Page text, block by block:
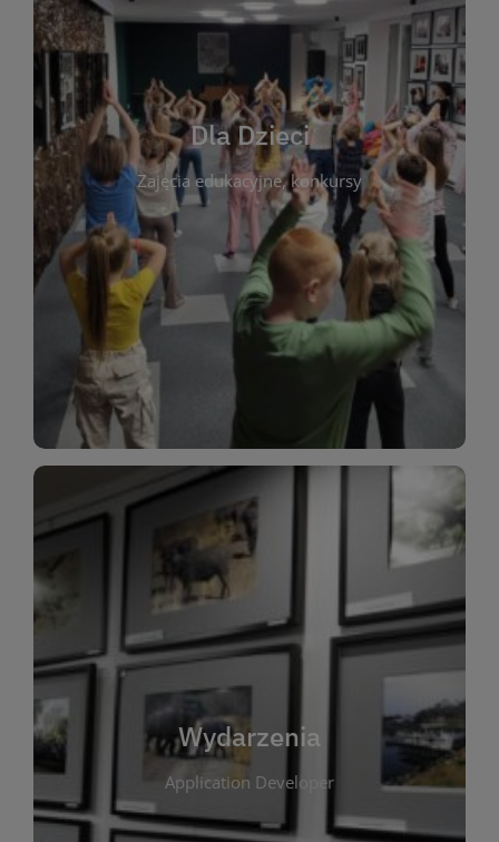
Dla Dzieci
Zajęcia edukacyjne, konkursy
Dla Dzieci
To miejsce stworzone z myślą o najmłodszych
czytelnikach i ich rodzicach. Znajdziesz tu
informacje o zajęciach edukacyjnych, konkursach
plastycznych i spotkaniach z autorami książek dla
dzieci. Biblioteka oferuje bogaty wybór bajek,
opowiadań i lektur szkolnych, a także przyjazny
kącik do wspólnego czytania. Pragniemy
rozbudzać miłość do książek od najmłodszych lat.
Zapraszamy do wspólnej zabawy i odkrywania
świata literatury!
Wydarzenia
Application Developer
Wydarzenia
W tej zakładce publikujemy informacje o
wszystkich wydarzeniach organizowanych przez
bibliotekę. Znajdziesz tu zapowiedzi spotkań
autorskich, warsztatów, prelekcji i zajęć
tematycznych dla różnych grup wiekowych. Każde
wydarzenie ma na celu promowanie kultury
czytelniczej oraz integrację społeczności lokalnej.
Dzięki kalendarzowi wydarzeń możesz łatwo